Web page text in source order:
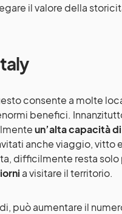
il valore della
consente a molte
benefici.
un’alta capacità
anche viaggio, vitto
difficilmente resta solo
a visitare il territorio.
può aumentare il